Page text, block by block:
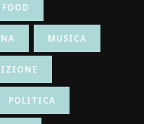
FOOD
MUSICA
POLITICA